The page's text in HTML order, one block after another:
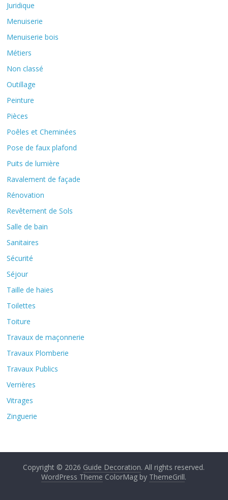
Juridique
Menuiserie
Menuiserie bois
Métiers
Non classé
Outillage
Peinture
Pièces
Poêles et Cheminées
Pose de faux plafond
Puits de lumière
Ravalement de façade
Rénovation
Revêtement de Sols
Salle de bain
Sanitaires
Sécurité
Séjour
Taille de haies
Toilettes
Toiture
Travaux de maçonnerie
Travaux Plomberie
Travaux Publics
Verrières
Vitrages
Zinguerie
Copyright © 2026 Guide Decoration. All rights reserved.
WordPress Theme ColorMag by ThemeGrill.